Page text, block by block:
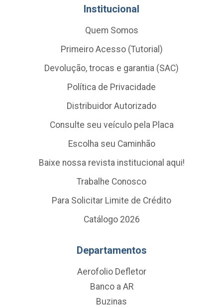
Institucional
Quem Somos
Primeiro Acesso (Tutorial)
Devolução, trocas e garantia (SAC)
Política de Privacidade
Distribuidor Autorizado
Consulte seu veículo pela Placa
Escolha seu Caminhão
Baixe nossa revista institucional aqui!
Trabalhe Conosco
Para Solicitar Limite de Crédito
Catálogo 2026
Departamentos
Aerofolio Defletor
Banco a AR
Buzinas